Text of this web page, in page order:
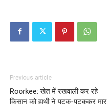
Previous article
Roorkee: खेत में रखवाली कर रहे
किसान को हाथी ने पटक-पटककर मार